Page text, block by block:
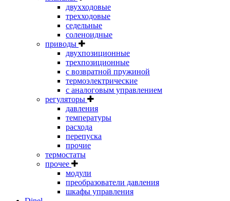
двухходовые
трехходовые
седельные
соленоидные
приводы
двухпозиционные
трехпозиционные
с возвратной пружиной
термоэлектрические
с аналоговым управлением
регуляторы
давления
температуры
расхода
перепуска
прочие
термостаты
прочее
модули
преобразователи давления
шкафы управления